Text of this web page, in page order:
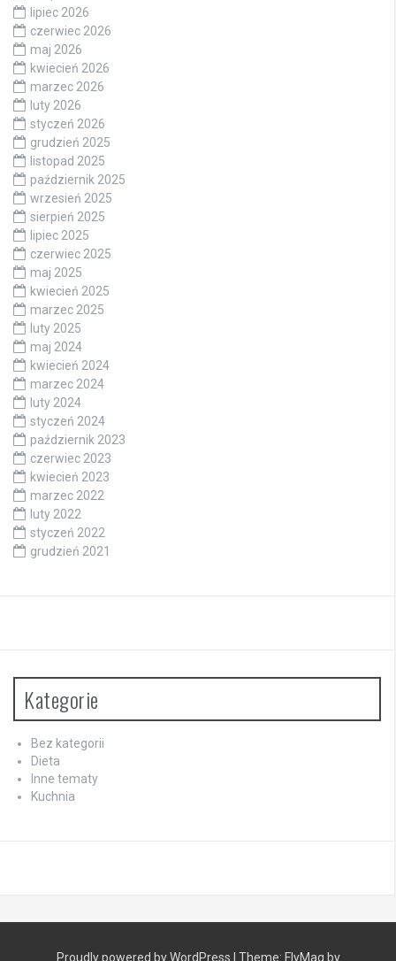
lipiec 2026
czerwiec 2026
maj 2026
kwiecień 2026
marzec 2026
luty 2026
styczeń 2026
grudzień 2025
listopad 2025
październik 2025
wrzesień 2025
sierpień 2025
lipiec 2025
czerwiec 2025
maj 2025
kwiecień 2025
marzec 2025
luty 2025
maj 2024
kwiecień 2024
marzec 2024
luty 2024
styczeń 2024
październik 2023
czerwiec 2023
kwiecień 2023
marzec 2022
luty 2022
styczeń 2022
grudzień 2021
Kategorie
Bez kategorii
Dieta
Inne tematy
Kuchnia
Proudly powered by WordPress Theme: FlyMag by